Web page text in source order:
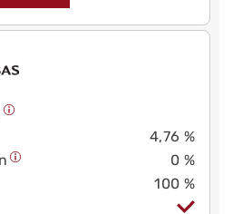
4,76 %
0 %
100 %